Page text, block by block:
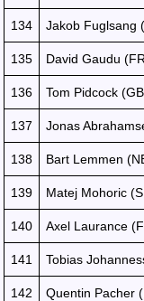
134 Jakob Fuglsang
135 David Gaudu
136 Tom Pidcock
137 Jonas
138 Bart Lemmen
139 Matej Mohoric
140 Axel Laurance
141 Tobias
142 Quentin Pacher